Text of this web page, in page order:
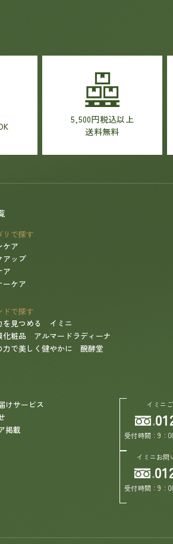
5,500円税込以上
送料無料
リで探す
ケア
アップ
ア
ーケア
ドで探す
を見つめる イミニ
化粧品 アルマードラディーナ
力で美しく健やかに 醗酵堂
けサービス
掲載
イミニ
受付時間：9：
イミニお問
受付時間：9：